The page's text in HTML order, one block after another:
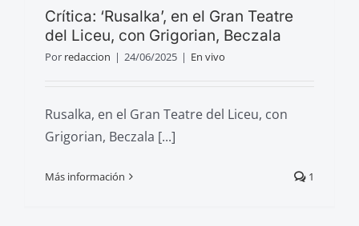
Crítica: ‘Rusalka’, en el Gran Teatre
del Liceu, con Grigorian, Beczala
Por redaccion | 24/06/2025 | En vivo
Rusalka, en el Gran Teatre del Liceu, con
Grigorian, Beczala [...]
Más información 1